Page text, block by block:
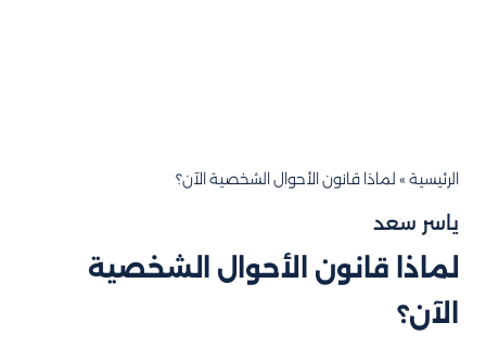
الرئيسية » لماذا قانون الأحوال الشخصية الآن؟
ياسر سعد
لماذا قانون الأحوال الشخصية
الآن؟